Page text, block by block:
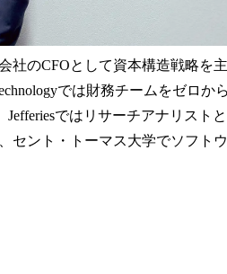
社のCFOとして資本構造戦略を
では財務チームをゼロか
ではリサーチアナリスト
セント・トーマス大学でソフト